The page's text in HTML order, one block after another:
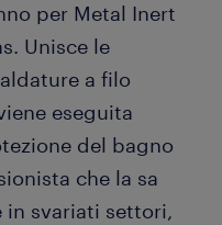
per Metal Inert
Unisce le
a filo
eseguita
del bagno
che la sa
in svariati settori,